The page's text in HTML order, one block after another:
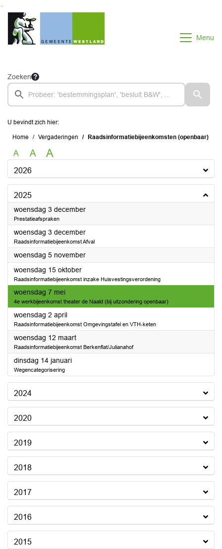
Ga naar de inhoud van deze pagina
Ga naar het zoeken
Ga naar het menu
Menu
Zoeken
U bevindt zich hier:
Home Vergaderingen Raadsinformatiebijeenkomsten (openbaar)
A A A
2026
2025
woensdag 3 december2025
Prestatieafspraken
woensdag 3 december2025
Raadsinformatiebijeenkomst Afval
woensdag 5 november2025
woensdag 15 oktober2025
Raadsinformatiebijeenkomst inzake Huisvestingsverordening
woensdag 7 mei2025
4e werkbijeenkomst theater de Naald (bij uitzondering openbaar)
woensdag 2 april2025
Raadsinformatiebijeenkomst Omgevingstafel en VTH-keten
woensdag 12 maart2025
Raadsinformatiebijeenkomst Berkenflat/Julianahof
dinsdag 14 januari2025
Wegencategorisering
2024
2020
2019
2018
2017
2016
2015